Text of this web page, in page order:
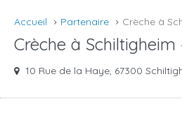
Accueil Partenaire Crèche à
Crèche à
10 Rue de la Haye, 67300